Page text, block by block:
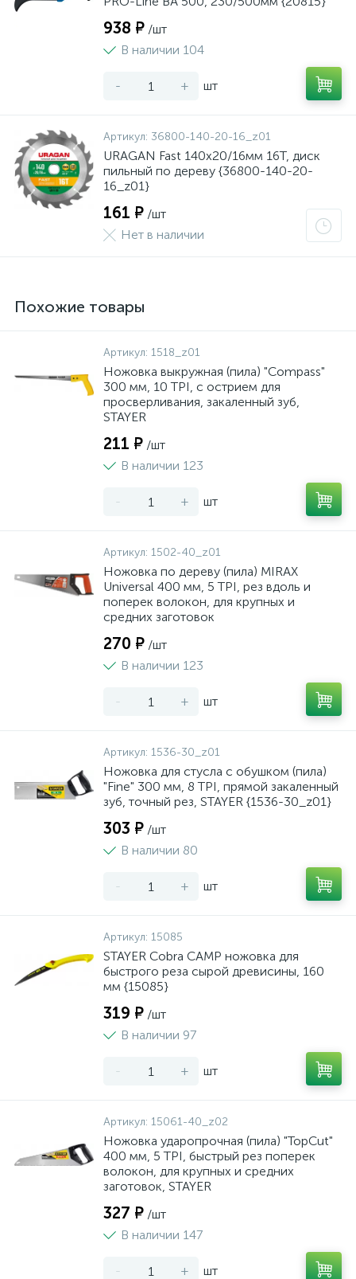
938 ₽ /шт
В наличии 104
- + шт
Артикул: 36800-140-20-16_z01
URAGAN Fast 140x20/16мм 16Т, диск
пильный по дереву {36800-140-20-
16_z01}
161 ₽ /шт
Нет в наличии
Похожие товары
Артикул: 1518_z01
Ножовка выкружная (пила) "Compass"
300 мм, 10 TPI, с острием для
просверливания, закаленный зуб,
STAYER
211 ₽ /шт
В наличии 123
- + шт
Артикул: 1502-40_z01
Ножовка по дереву (пила) MIRAX
Universal 400 мм, 5 TPI, рез вдоль и
поперек волокон, для крупных и
средних заготовок
270 ₽ /шт
В наличии 123
- + шт
Артикул: 1536-30_z01
Ножовка для стусла c обушком (пила)
"Fine" 300 мм, 8 TPI, прямой закаленный
зуб, точный рез, STAYER {1536-30_z01}
303 ₽ /шт
В наличии 80
- + шт
Артикул: 15085
STAYER Cobra CAMP ножовка для
быстрого реза сырой древисины, 160
мм {15085}
319 ₽ /шт
В наличии 97
- + шт
Артикул: 15061-40_z02
Ножовка ударопрочная (пила) "TopCut"
400 мм, 5 TPI, быстрый рез поперек
волокон, для крупных и средних
заготовок, STAYER
327 ₽ /шт
В наличии 147
- + шт